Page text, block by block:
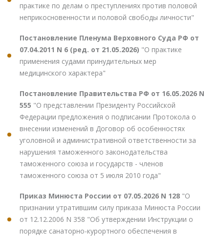
практике по делам о преступлениях против половой
неприкосновенности и половой свободы личности"
Постановление Пленума Верховного Суда РФ от
07.04.2011 N 6 (ред. от 21.05.2026) "О практике
применения судами принудительных мер
медицинского характера"
Постановление Правительства РФ от 16.05.2026 N
555 "О представлении Президенту Российской
Федерации предложения о подписании Протокола о
внесении изменений в Договор об особенностях
уголовной и административной ответственности за
нарушения таможенного законодательства
таможенного союза и государств - членов
таможенного союза от 5 июля 2010 года"
Приказ Минюста России от 07.05.2026 N 128 "О
признании утратившим силу приказа Минюста России
от 12.12.2006 N 358 "Об утверждении Инструкции о
порядке санаторно-курортного обеспечения в